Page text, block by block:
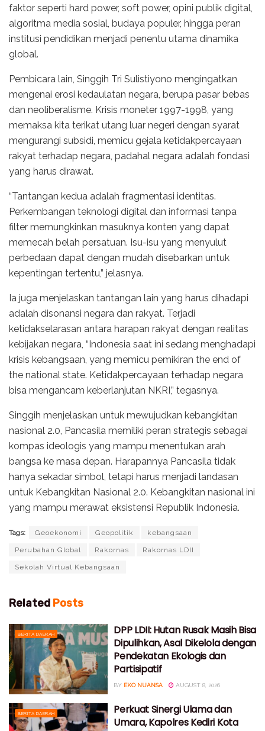
faktor seperti hard power, soft power, opini publik digital,
algoritma media sosial, budaya populer, hingga peran
institusi pendidikan menjadi penentu utama dinamika
global.
Pembicara lain, Singgih Tri Sulistiyono mengingatkan
mengenai erosi kedaulatan negara, berupa pasar bebas
dan neoliberalisme. Krisis moneter 1997-1998, yang
memaksa kita terikat utang luar negeri dengan syarat
mengurangi subsidi, memicu gejala ketidakpercayaan
rakyat terhadap negara, padahal negara adalah fondasi
yang harus dirawat.
“Tantangan kedua adalah fragmentasi identitas.
Perkembangan teknologi digital dan informasi tanpa
filter memungkinkan masuknya konten yang dapat
memecah belah persatuan. Isu-isu yang menyulut
perbedaan dapat dengan mudah disebarkan untuk
kepentingan tertentu,” jelasnya.
Ia juga menjelaskan tantangan lain yang harus dihadapi
adalah disonansi negara dan rakyat. Terjadi
ketidakselarasan antara harapan rakyat dengan realitas
kebijakan negara, “Indonesia saat ini sedang menghadapi
krisis kebangsaan, yang memicu pemikiran the end of
the national state. Ketidakpercayaan terhadap negara
bisa mengancam keberlanjutan NKRI,” tegasnya.
Singgih menjelaskan untuk mewujudkan kebangkitan
nasional 2.0, Pancasila memiliki peran strategis sebagai
kompas ideologis yang mampu menentukan arah
bangsa ke masa depan. Harapannya Pancasila tidak
hanya sekadar simbol, tetapi harus menjadi landasan
untuk Kebangkitan Nasional 2.0. Kebangkitan nasional ini
yang mampu merawat eksistensi Republik Indonesia.
Tags: Geoekonomi Geopolitik kebangsaan
Perubahan Global Rakornas Rakornas LDII
Sekolah Virtual Kebangsaan
Related Posts
BERITA DAERAH
DPP LDII: Hutan Rusak Masih Bisa
Dipulihkan, Asal Dikelola dengan
Pendekatan Ekologis dan
Partisipatif
BY EKO NUANSA AUGUST 8, 2026
BERITA DAERAH
Perkuat Sinergi Ulama dan
Umara, Kapolres Kediri Kota